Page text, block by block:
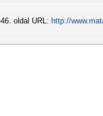
oldal URL: http://